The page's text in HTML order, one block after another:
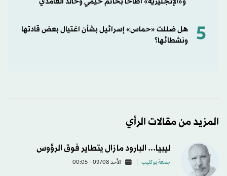
5
هل ضللت «حماس» إسرائيل بشأن اغتيال بعض قادتها
ونشطائها؟
المزيد من مقالات الرأي
ليبيا... البارود ما زال يتطاير فوق الرؤوس
جمعة بوكليب الأحد 09/08 - 00:05